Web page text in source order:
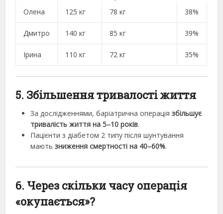
Олена
125 кг 78 кг 38%
Дмитро 140 кг 85 кг 39%
Ірина 110 кг 72 кг 35%
5. Збільшення тривалості життя
За дослідженнями, баріатрична операціязбільшує
тривалість життя на 5–10 років.
Пацієнти з діабетом 2 типу після шунтування
маютьзниження смертності на 40–60%.
6. Через скільки часу операція
«окупається»?